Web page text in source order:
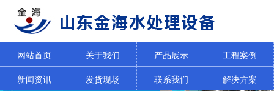
网站首页 关于我们 产品展示
工程案例
新闻资讯
发货现场 联系我们 解决方案